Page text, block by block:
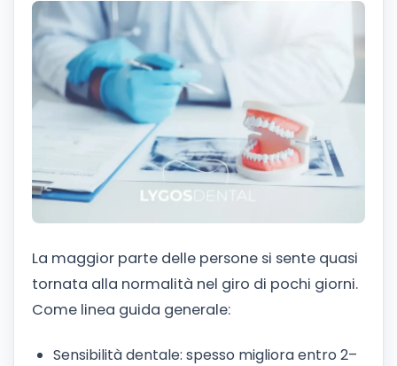
La maggior parte delle persone si sente quasi
tornata alla normalità nel giro di pochi giorni.
Come linea guida generale:
Sensibilità dentale: spesso migliora entro 2–